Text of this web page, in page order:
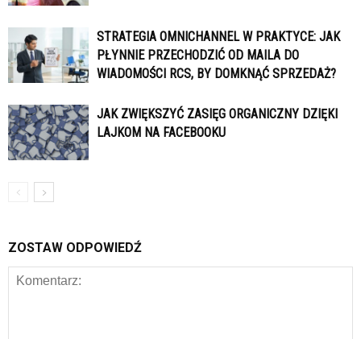
STRATEGIA OMNICHANNEL W PRAKTYCE: JAK
PŁYNNIE PRZECHODZIĆ OD MAILA DO
WIADOMOŚCI RCS, BY DOMKNĄĆ SPRZEDAŻ?
JAK ZWIĘKSZYĆ ZASIĘG ORGANICZNY DZIĘKI
LAJKOM NA FACEBOOKU
ZOSTAW ODPOWIEDŹ